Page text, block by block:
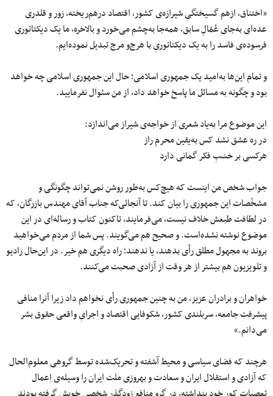
«اختناق، ازهم گسیختگیِ شیرازه‌ی کشور، اقتصاد درهم‌ریخته، زور و قلدری
عده‌ای به‌‌‌‌‌‌‌‌‌‌جای عُمّالِ سابق، همه‌جا به‌‌‌‌‌چشم می‌خورد و بالاخره، ما یک دیکتاتوری
فرسوده‌ی فاسد را به یک دیکتاتوریِ با هرج‌و مرج تبدیل نموده‌ایم.
و تمام این‌ها به‌امید یک جمهوری اسلامی؛ حال این جمهوری اسلامی چه خواهد
بود و چگونه به مسائل ما پاسخ خواهد داد، از من سئوال نفرمایید.
این موضوع مرا به‌یاد شعری از خواجه‌ی شیراز می‌اندازد:
در ره عشق نشد کس به‌یقین محرم راز
هرکسی بر حَسَبِ فکر گمانی دارد
جواب شخص من اینست که هیچ‌کس به‌طور روشن نمی‌تواند چگونگی و
مشخّصات این جمهوری را بیان کند. تا آنجائی‌که جناب آقای مهندس بازرگان، که
در لطافت طبعش خلاف نیست، می‌فرمایند، تاکنون کتاب و رساله‌ای در این
موضوع نوشته نشده‌‌است. و صحیح هم می‌گویند. پس شما از مردم می‌خواهید
بروند به مجهول مطلق رأی بدهند، یا ندهند؛ راه دیگری هم خیر. در این‌حال رادیو
و تلویزیون هم بیشتر از هر وقت از آزادی صحبت می‌‌کنند.
خواهران و برادران عزیز، من به چنین جمهوری رأی نخواهم داد زیرا آنرا منافی
پیشرفت جامعه، سربلندی کشور، شکوفایی اقتصاد و اجرایِ واقعی حقوق بشر
می‌دانم.»
هرچند که فضای سیاسی و محیط آشفته و تحریک‌شده‌ توسط گروهی معلوم‌الحال
که آزادی و استقلال ایران و سعادت و بهروزی ملت ایران را وسیله‌ی اِعمال